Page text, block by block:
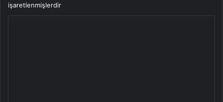
işaretlenmişlerdir